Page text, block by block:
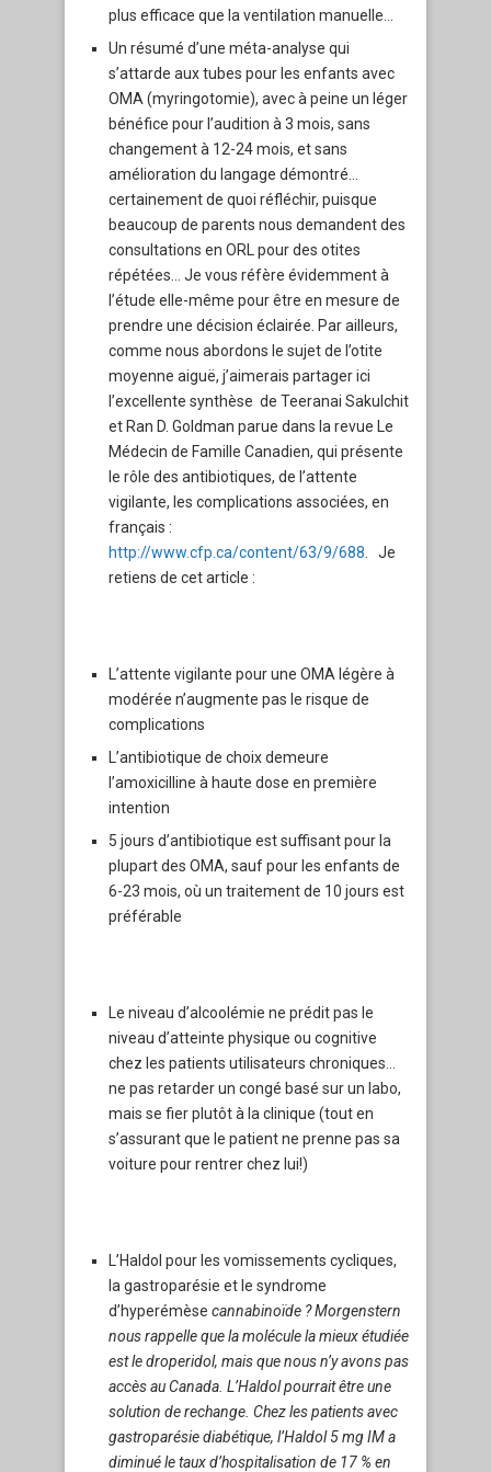
plus efficace que la ventilation manuelle…
Un résumé d’une méta-analyse qui
s’attarde aux tubes pour les enfants avec
OMA (myringotomie), avec à peine un léger
bénéfice pour l’audition à 3 mois, sans
changement à 12-24 mois, et sans
amélioration du langage démontré…
certainement de quoi réfléchir, puisque
beaucoup de parents nous demandent des
consultations en ORL pour des otites
répétées… Je vous réfère évidemment à
l’étude elle-même pour être en mesure de
prendre une décision éclairée. Par ailleurs,
comme nous abordons le sujet de l’otite
moyenne aiguë, j’aimerais partager ici
l’excellente synthèse de Teeranai Sakulchit
et Ran D. Goldman parue dans la revue Le
Médecin de Famille Canadien, qui présente
le rôle des antibiotiques, de l’attente
vigilante, les complications associées, en
français :
http://www.cfp.ca/content/63/9/688 . Je
retiens de cet article :
L’attente vigilante pour une OMA légère à
modérée n’augmente pas le risque de
complications
L’antibiotique de choix demeure
l’amoxicilline à haute dose en première
intention
5 jours d’antibiotique est suffisant pour la
plupart des OMA, sauf pour les enfants de
6-23 mois, où un traitement de 10 jours est
préférable
Le niveau d’alcoolémie ne prédit pas le
niveau d’atteinte physique ou cognitive
chez les patients utilisateurs chroniques…
ne pas retarder un congé basé sur un labo,
mais se fier plutôt à la clinique (tout en
s’assurant que le patient ne prenne pas sa
voiture pour rentrer chez lui!)
L’Haldol pour les vomissements cycliques,
la gastroparésie et le syndrome
d’hyperémèse cannabinoïde ?Morgenstern
nous rappelle que la molécule la mieux étudiée
est le droperidol, mais que nous n’y avons pas
accès au Canada. L’Haldol pourrait être une
solution de rechange. Chez les patients avec
gastroparésie diabétique, l’Haldol 5 mg IM a
diminué le taux d’hospitalisation de 17 % en